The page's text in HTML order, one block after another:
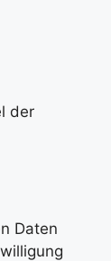
der
Daten